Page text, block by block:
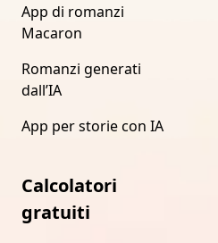
App di romanzi
Macaron
Romanzi generati
dall’IA
App per storie con IA
Calcolatori
gratuiti